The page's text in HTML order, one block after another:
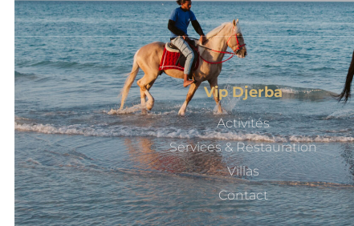
Vip Djerba
Activités
Services & Restauration
Villas
Contact